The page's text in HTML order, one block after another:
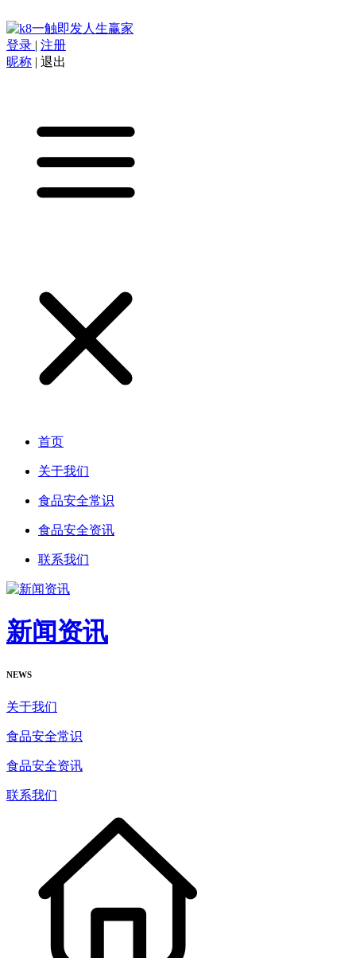
登录 | 注册
昵称 | 退出
首页
关于我们
食品安全常识
食品安全资讯
联系我们
新闻资讯
NEWS
关于我们
食品安全常识
食品安全资讯
联系我们